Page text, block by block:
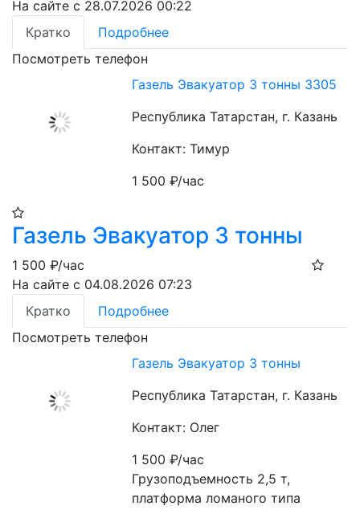
На сайте с 28.07.2026 00:22
Кратко
Подробнее
Посмотреть телефон
Газель Эвакуатор 3 тонны 3305
Республика Татарстан, г. Казань
Контакт: Тимур
1 500₽/час
Газель Эвакуатор 3 тонны
1 500 ₽/час
На сайте с 04.08.2026 07:23
Кратко
Подробнее
Посмотреть телефон
Газель Эвакуатор 3 тонны
Республика Татарстан, г. Казань
Контакт: Олег
1 500₽/час
Грузоподъемность 2,5 т,
платформа ломаного типа